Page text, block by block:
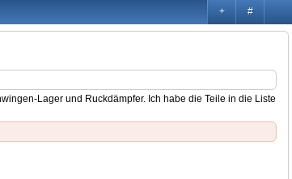
#
+
Lager und Ruckdämpfer. Ich habe die Teile in die Liste